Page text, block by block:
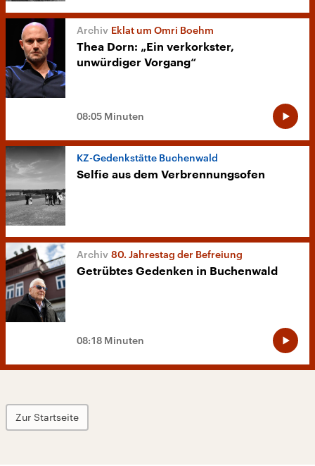
Eklat um Omri Boehm
Thea Dorn: „Ein verkorkster,
unwürdiger Vorgang“
08:05 Minuten
KZ-Gedenkstätte Buchenwald
Selfie aus dem Verbrennungsofen
80. Jahrestag der Befreiung
Getrübtes Gedenken in Buchenwald
08:18 Minuten
Zur Startseite